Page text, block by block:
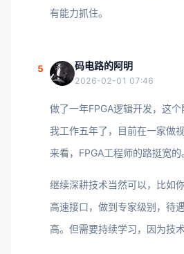
有能力抓住。
5 码电路的阿明
2026-02-01 07:46
做了一年FPGA逻辑开发，这个
我工作五年了，目前在一家做
来看，FPGA工程师的路挺宽的
继续深耕技术当然可以，比如
高速接口，做到专家级别，待
高。但需要持续学习，因为技术